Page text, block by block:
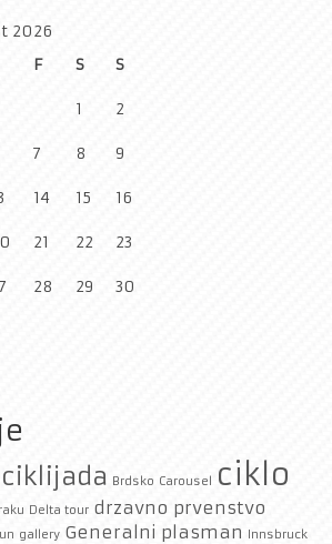
2026
F S S
1 2
7 8 9
14 15 16
21 22 23
28 29 30
Brdsko Carousel ciklo
Delta tour drzavno prvenstvo
gallery Generalni plasman Innsbruck